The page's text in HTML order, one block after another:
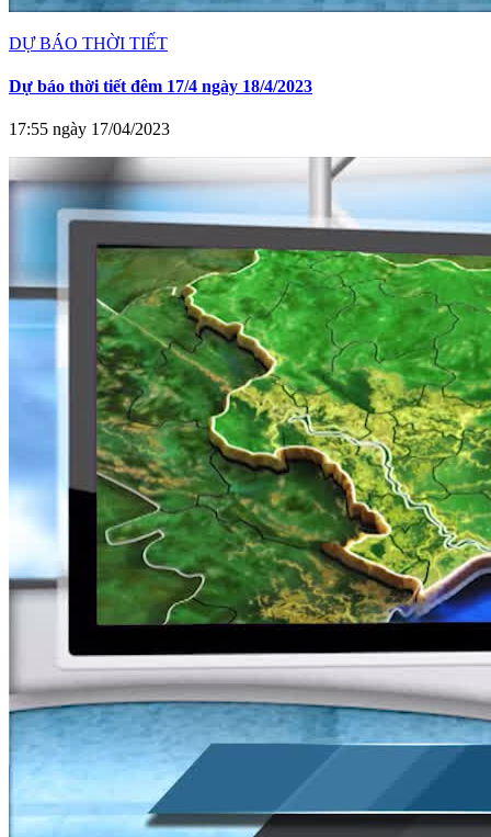
DỰ BÁO THỜI TIẾT
Dự báo thời tiết đêm 17/4 ngày 18/4/2023
17:55 ngày 17/04/2023